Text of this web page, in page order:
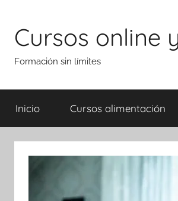
contenido
Cursos online
Formación sin límites
Inicio Cursos alimentación